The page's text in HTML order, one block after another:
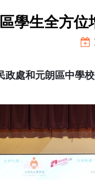
學生全方
政處和元朗區中學